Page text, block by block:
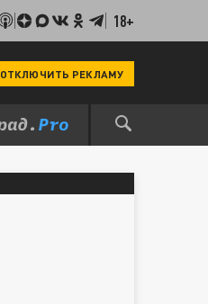
18+
ОТКЛЮЧИТЬ РЕКЛАМУ